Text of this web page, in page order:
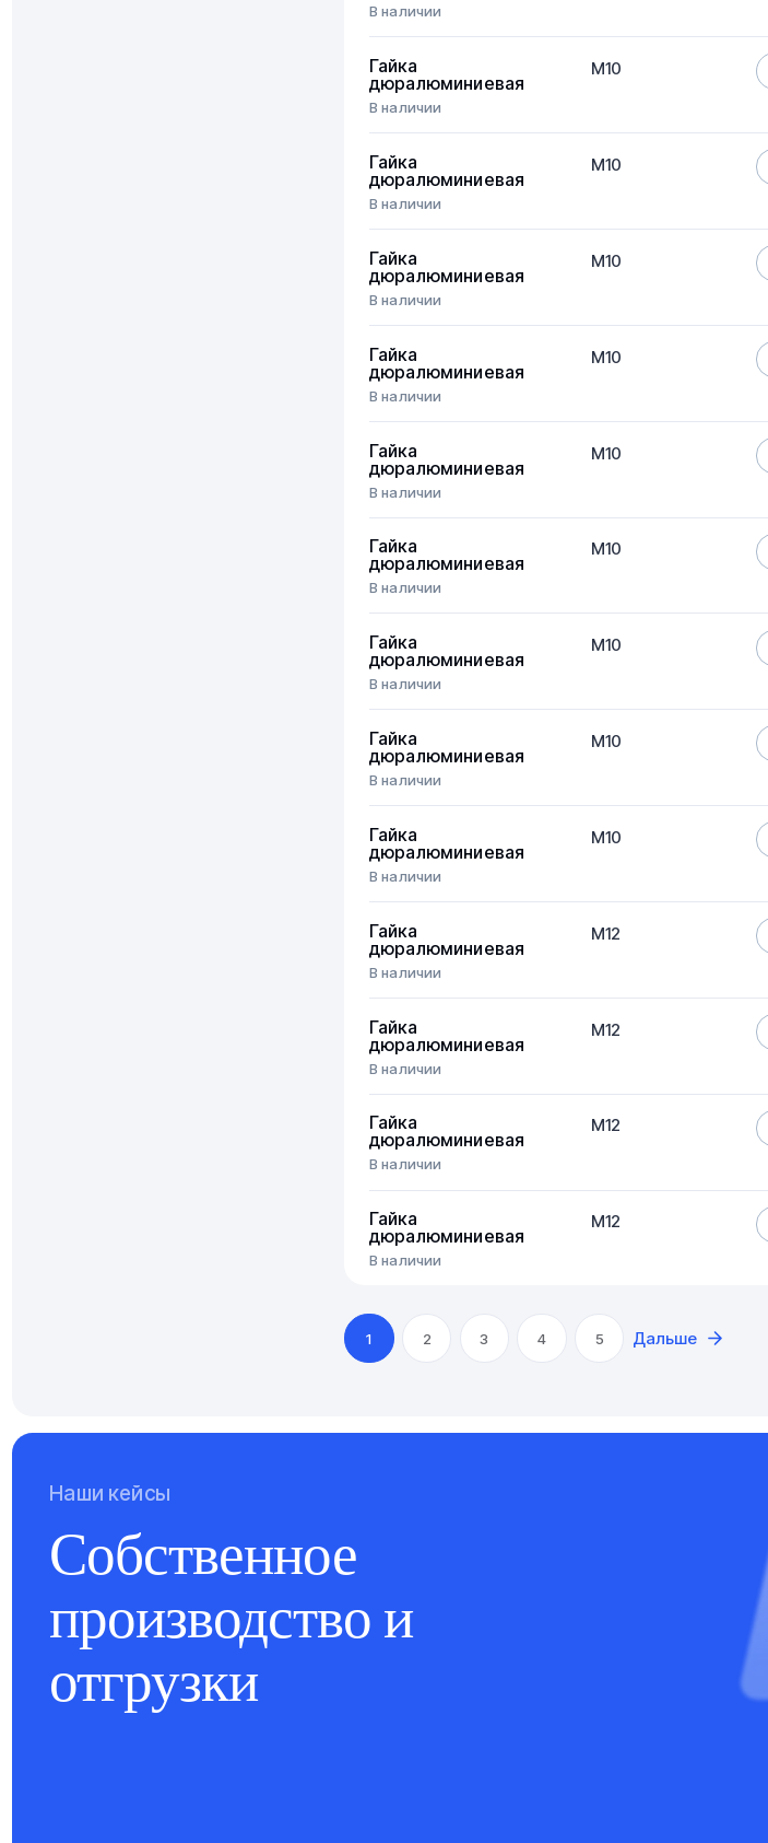
В наличии
Гайка
дюралюминиевая
В наличии
М10
Гайка
дюралюминиевая
В наличии
М10
Гайка
дюралюминиевая
В наличии
М10
Гайка
дюралюминиевая
В наличии
М10
Гайка
дюралюминиевая
В наличии
М10
Гайка
дюралюминиевая
В наличии
М10
Гайка
дюралюминиевая
В наличии
М10
Гайка
дюралюминиевая
В наличии
М10
Гайка
дюралюминиевая
В наличии
М10
Гайка
дюралюминиевая
В наличии
М12
Гайка
дюралюминиевая
В наличии
М12
Гайка
дюралюминиевая
В наличии
М12
Гайка
дюралюминиевая
В наличии
М12
1 2 3 4 5 Дальше
Наши кейсы
Собственное
производство и
отгрузки